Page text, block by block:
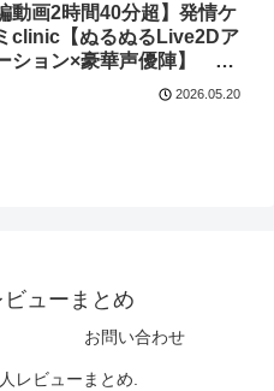
動画2時間40分超】発情ケ
clinic【ぬるぬるLive2Dア
ション×豪華声優陣】
2026.05.20
ューまとめ
お問い合わせ
レビューまとめ.